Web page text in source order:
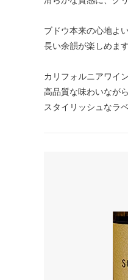
ブドウ本来の心地よ
長い余韻が楽しめます
カリフォルニアワイ
高品質な味わいなが
スタイリッシュなラ